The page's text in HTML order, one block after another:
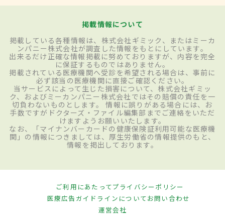
掲載情報について
掲載している各種情報は、株式会社ギミック、またはミーカ
ンパニー株式会社が調査した情報をもとにしています。
出来るだけ正確な情報掲載に努めておりますが、内容を完全
に保証するものではありません。
掲載されている医療機関へ受診を希望される場合は、事前に
必ず該当の医療機関に直接ご確認ください。
当サービスによって生じた損害について、株式会社ギミッ
ク、およびミーカンパニー株式会社ではその賠償の責任を一
切負わないものとします。 情報に誤りがある場合には、お
手数ですがドクターズ・ファイル編集部までご連絡をいただ
けますようお願いいたします。
なお、「マイナンバーカードの健康保険証利用可能な医療機
関」の情報につきましては、厚生労働省の情報提供のもと、
情報を掲出しております。
ご利用にあたってプライバシーポリシー
医療広告ガイドラインについてお問い合わせ
運営会社